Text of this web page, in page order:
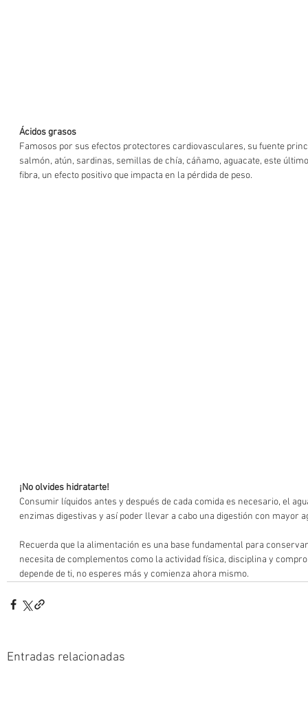
Ácidos grasos
Famosos por sus efectos protectores cardiovasculares, su fuente
salmón, atún, sardinas, semillas de chía, cáñamo, aguacate, este
fibra, un efecto positivo que impacta en la pérdida de peso.
¡No olvides hidratarte!
Consumir líquidos antes y después de cada comida es necesario, el
enzimas digestivas y así poder llevar a cabo una digestión con mayor
Recuerda que la alimentación es una base fundamental para
necesita de complementos como la actividad física, disciplina y
depende de ti, no esperes más y comienza ahora mismo.
Entradas relacionadas